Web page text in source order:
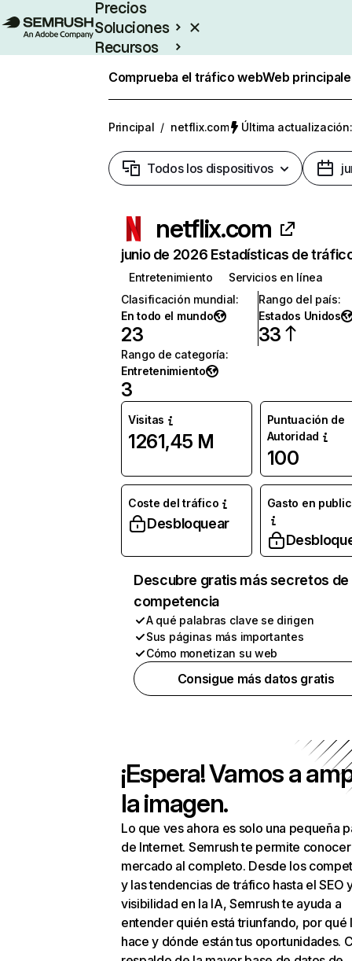
Precios
Soluciones
Recursos
Comprueba el tráfico webWeb
Principal / netflix.com Última
Todos los dispositivos
netflix.com
junio de 2026 Estadísticas de
Entretenimiento
Servicios en línea
Clasificación mundial:
En todo el mundo
23
Rango del país:
Estados Unidos
33
Rango de categoría:
Entretenimiento
3
Visitas
1261,45 M
Puntuación de
Autoridad
100
Coste del tráfico
Desbloquear
Gasto en
Descubre gratis más secretos de
competencia
A qué palabras clave se dirigen
Sus páginas más importantes
Cómo monetizan su web
Consigue más datos gratis
¡Espera! Vamos a
la imagen.
Lo que ves ahora es solo una pequeña
de Internet. Semrush te permite
mercado al completo. Desde los
y las tendencias de tráfico hasta el SEO
visibilidad en la IA, Semrush te ayuda a
entender quién está triunfando, por qué
hace y dónde están tus oportunidades.